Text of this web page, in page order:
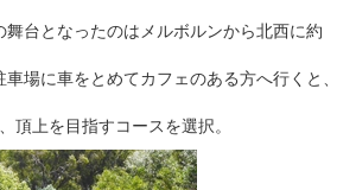
舞台となったのはメルボルンから北西に約
場に車をとめてカフェのある方へ行くと、
頂上を目指すコースを選択。